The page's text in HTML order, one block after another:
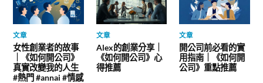
文章
女性創業者的故事
｜《如何開公司》
真實改變我的人生
#熱門 #annai #情感
文章
Alex的創業分享｜
《如何開公司》心
得推薦
文章
開公司前必看的實
用指南｜《如何開
公司》重點推薦